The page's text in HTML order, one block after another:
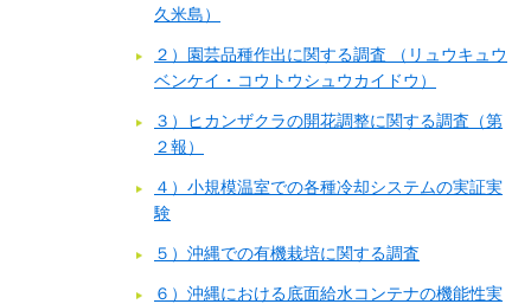
久米島）
２）園芸品種作出に関する調査 （リュウキュウ
ベンケイ・コウトウシュウカイドウ）
３）ヒカンザクラの開花調整に関する調査（第
２報）
４）小規模温室での各種冷却システムの実証実
験
５）沖縄での有機栽培に関する調査
６）沖縄における底面給水コンテナの機能性実